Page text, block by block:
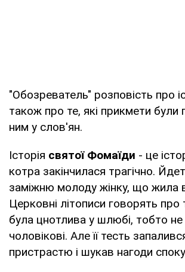
"Обозреватель" розповість про
також про те, які прикмети були
ним у слов'ян.
Історія святої Фомаїди - це
котра закінчилася трагічно.
заміжню молоду жінку, що жила в
Церковні літописи говорять
була цнотлива у шлюбі, тобто
чоловікові. Але її тесть
пристрастю і шукав нагоди